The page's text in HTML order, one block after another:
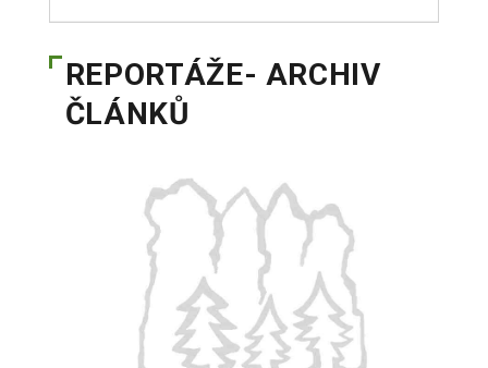
REPORTÁŽE- ARCHIV
ČLÁNKŮ